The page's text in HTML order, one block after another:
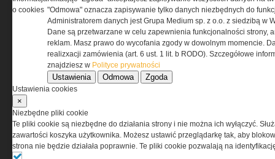
prowadzonych przez SG zdobywają
dodatkowo specja­lizację w zakresie np.
zabezpieczenia medycznego, strzelca wy­
borowego lub płetwonurka,
przygotowanego do prowadzenia prac
podwodnych i/lub rozpoznania
pirotechnicznego.
Wydział Zabezpieczenia Działań MOSG
współpracuje szko­leniowo
o cookies "Odmowa" oznacza zapisywanie tylko danych niezbędnych do
Administratorem danych jest Grupa Medium sp. z o.o. z siedzibą w
Dane są przetwarzane w celu zapewnienia funkcjonalności strony,
reklam. Masz prawo do wycofania zgody w dowolnym momencie.
realizxacji zamówienia (art. 6 ust. 1 lit. b RODO). Szczegółowe
znajdziesz w Polityce prywatności
Ustawienia Odmowa Zgoda
Ustawienia cookies
×
Niezbędne pliki cookie
Te pliki cookie są niezbędne do działania strony i nie można ich wyłączyć.
zawartości koszyka użytkownika. Możesz ustawić przeglądarkę tak, aby
strona nie będzie działała poprawnie. Te pliki cookie pozwalają na